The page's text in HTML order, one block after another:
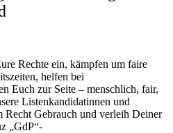
Rechte ein, kämpfen um faire
helfen bei
Euch zur Seite – menschlich, fair,
Listenkandidatinnen und
Recht Gebrauch und verleih Deiner
„GdP“-